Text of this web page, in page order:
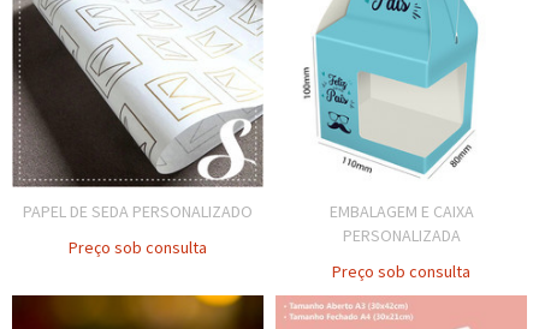
PAPEL DE SEDA PERSONALIZADO
Preço sob consulta
EMBALAGEM E CAIXA
PERSONALIZADA
Preço sob consulta